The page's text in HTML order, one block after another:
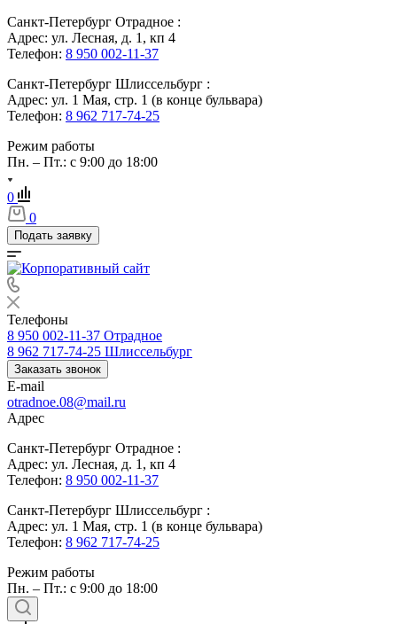
Санкт-Петербург Отрадное :
Адрес: ул. Лесная, д. 1, кп 4
Телефон: 8 950 002-11-37
Санкт-Петербург Шлиссельбург :
Адрес: ул. 1 Мая, стр. 1 (в конце бульвара)
Телефон: 8 962 717-74-25
Режим работы
Пн. – Пт.: с 9:00 до 18:00
0
0
Подать заявку
Телефоны
8 950 002-11-37 Отрадное
8 962 717-74-25 Шлиссельбург
Заказать звонок
E-mail
otradnoe.08@mail.ru
Адрес
Санкт-Петербург Отрадное :
Адрес: ул. Лесная, д. 1, кп 4
Телефон: 8 950 002-11-37
Санкт-Петербург Шлиссельбург :
Адрес: ул. 1 Мая, стр. 1 (в конце бульвара)
Телефон: 8 962 717-74-25
Режим работы
Пн. – Пт.: с 9:00 до 18:00